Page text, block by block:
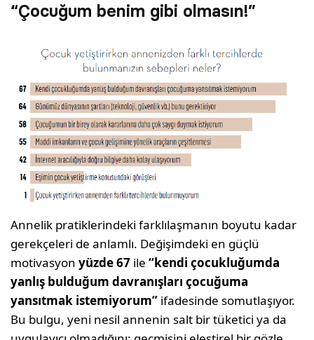
“Çocuğum benim gibi olmasın!”
Annelik pratiklerindeki farklılaşmanın boyutu kadar
gerekçeleri de anlamlı. Değişimdeki en güçlü
motivasyonyüzde 67 ile“kendi çocukluğumda
yanlış bulduğum davranışları çocuğuma
yansıtmak istemiyorum” ifadesinde somutlaşıyor.
Bu bulgu, yeni nesil annenin salt bir tüketici ya da